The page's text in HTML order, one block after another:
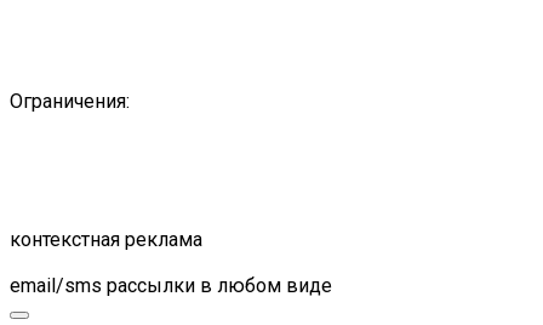
Ограничения:
контекстная реклама
email/sms рассылки в любом виде